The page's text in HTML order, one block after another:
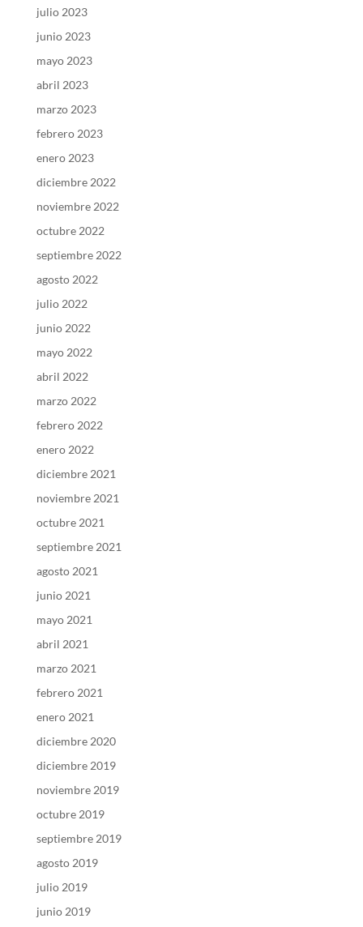
julio 2023
junio 2023
mayo 2023
abril 2023
marzo 2023
febrero 2023
enero 2023
diciembre 2022
noviembre 2022
octubre 2022
septiembre 2022
agosto 2022
julio 2022
junio 2022
mayo 2022
abril 2022
marzo 2022
febrero 2022
enero 2022
diciembre 2021
noviembre 2021
octubre 2021
septiembre 2021
agosto 2021
junio 2021
mayo 2021
abril 2021
marzo 2021
febrero 2021
enero 2021
diciembre 2020
diciembre 2019
noviembre 2019
octubre 2019
septiembre 2019
agosto 2019
julio 2019
junio 2019